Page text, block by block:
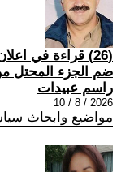
(26) قراءة في
ضم الجزء المحتل
راسم عبيدات
2026 / 8 / 10
مواضيع وابحاث